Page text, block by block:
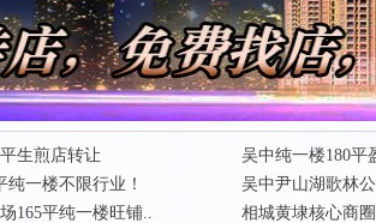
生煎店转让 吴中纯一楼180平
纯一楼不限行业！
吴中尹山湖歌林
165平纯一楼旺铺..
相城黄埭核心商